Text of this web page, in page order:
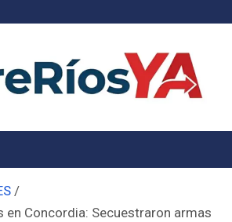
Entre Ríos
provincia ahora
en Concordia: Secuestraron armas